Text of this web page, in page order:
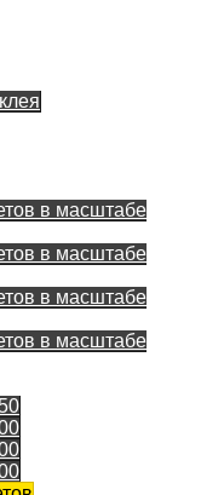
в масштабе
в масштабе
в масштабе
в масштабе